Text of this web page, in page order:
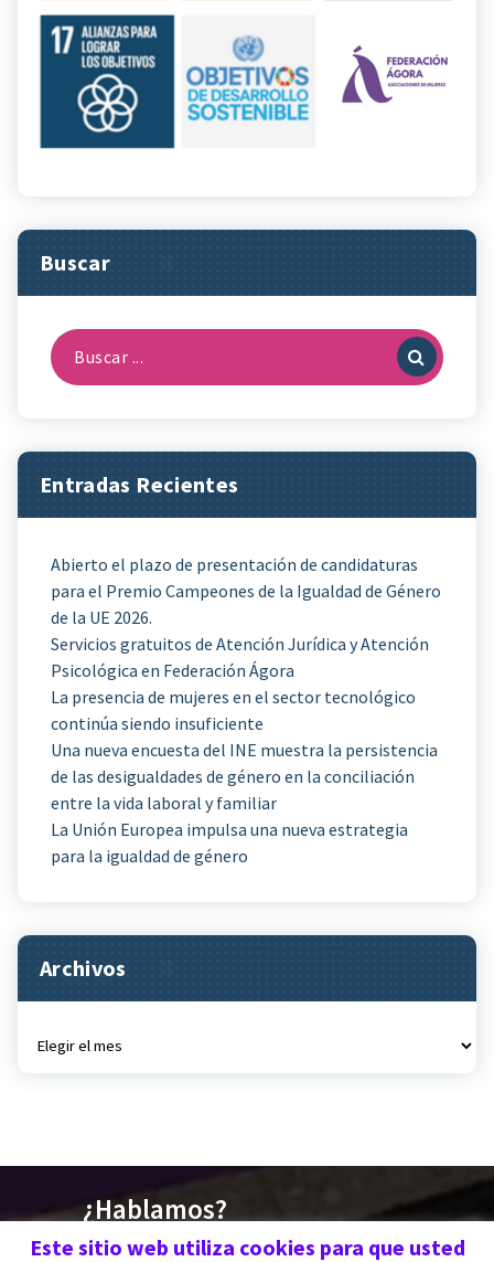
Buscar
Buscar:
Entradas Recientes
Abierto el plazo de presentación de candidaturas
para el Premio Campeones de la Igualdad de Género
de la UE 2026.
Servicios gratuitos de Atención Jurídica y Atención
Psicológica en Federación Ágora
La presencia de mujeres en el sector tecnológico
continúa siendo insuficiente
Una nueva encuesta del INE muestra la persistencia
de las desigualdades de género en la conciliación
entre la vida laboral y familiar
La Unión Europea impulsa una nueva estrategia
para la igualdad de género
Archivos
¿Hablamos?
676 030 719 | 670 773
Este sitio web utiliza cookies para que usted